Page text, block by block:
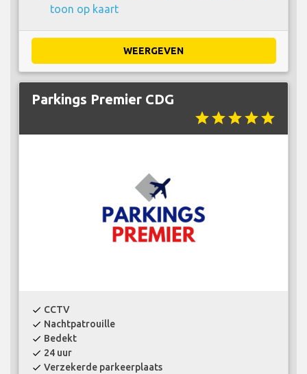
toon op kaart
WEERGEVEN
Parkings Premier CDG
starstarstarstarstar
check CCTV
check Nachtpatrouille
check Bedekt
check 24 uur
check Verzekerde parkeerplaats